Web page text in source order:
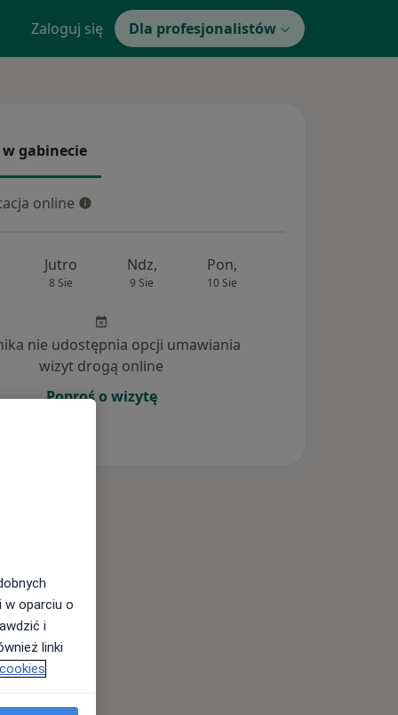
Zaloguj się Dla profesjonalistów
gabinecie
gabinecie
online
online
Jutro
8 Sie
Ndz,
9 Sie
Pon,
10 Sie
nie udostępnia opcji umawiania
wizyt drogą online
Poproś o wizytę
w oparciu o
i
linki